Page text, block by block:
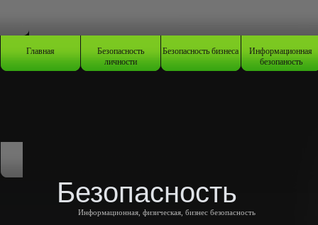
Главная Безопасность
личности
Безопасность бизнеса Информационная
безопаность
Безопасность
Информационная, физическая, бизнес безопасность